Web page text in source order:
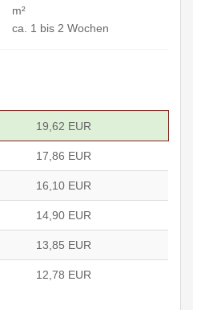
m²
ca. 1 bis 2 Wochen
19,62 EUR
17,86 EUR
16,10 EUR
14,90 EUR
13,85 EUR
12,78 EUR